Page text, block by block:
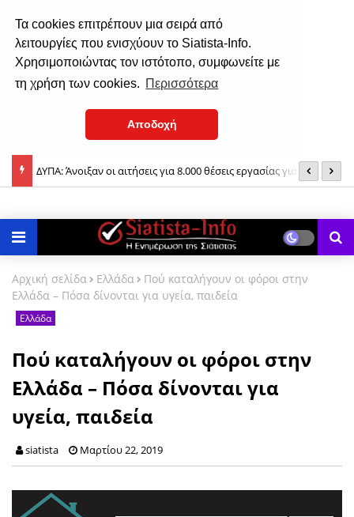
Τα cookies επιτρέπουν μια σειρά από
λειτουργίες που ενισχύουν το Siatista-Info.
Χρησιμοποιώντας τον ιστότοπο, συμφωνείτε με
τη χρήση των cookies. Περισσότερα
Αποδοχή
άνω των 55 ετών
Ιερά Πανήγυρη στην Ιερά Μονή Οσίου Νικάνωρος στη Ζάβορδα,
Αρχική σελίδα Ελλάδα
Πού καταλήγουν οι φόροι στην
Ελλάδα – Πόσα δίνονται για υγεία, παιδεία
Ελλάδα
Πού καταλήγουν οι φόροι στην
Ελλάδα – Πόσα δίνονται για
υγεία, παιδεία
siatista Μαρτίου 22, 2019